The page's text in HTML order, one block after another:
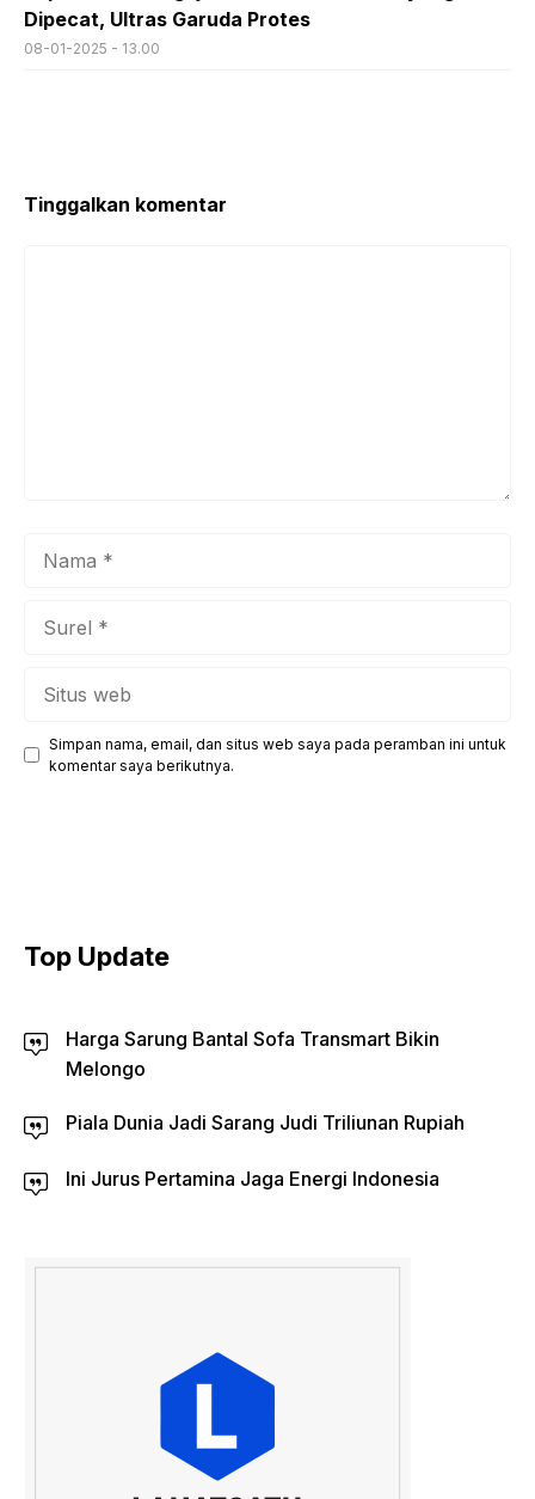
Dipecat, Ultras Garuda Protes
08-01-2025 - 13.00
Tinggalkan komentar
Simpan nama, email, dan situs web saya pada peramban ini untuk
komentar saya berikutnya.
Top Update
Harga Sarung Bantal Sofa Transmart Bikin
Melongo
Piala Dunia Jadi Sarang Judi Triliunan Rupiah
Ini Jurus Pertamina Jaga Energi Indonesia